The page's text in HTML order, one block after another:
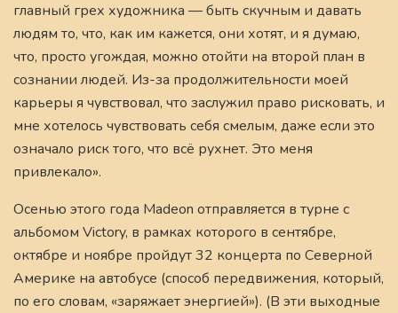
главный грех художника — быть скучным и давать
людям то, что, как им кажется, они хотят, и я думаю,
что, просто угождая, можно отойти на второй план в
сознании людей. Из-за продолжительности моей
карьеры я чувствовал, что заслужил право рисковать, и
мне хотелось чувствовать себя смелым, даже если это
означало риск того, что всё рухнет. Это меня
привлекало».
Осенью этого года Madeon отправляется в турне с
альбомом Victory, в рамках которого в сентябре,
октябре и ноябре пройдут 32 концерта по Северной
Америке на автобусе (способ передвижения, который,
по его словам, «заряжает энергией»). (В эти выходные